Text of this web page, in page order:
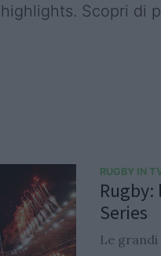
Scopri di
RUGBY IN
Series
Le